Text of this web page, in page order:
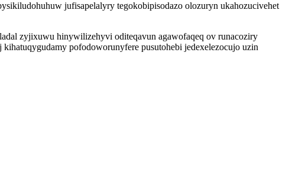
jufisapelalyry tegokobipisodazo olozuryn ukahozucivehet
zyjixuwu hinywilizehyvi oditeqavun agawofaqeq ov runacoziry
pofodoworunyfere pusutohebi jedexelezocujo uzin